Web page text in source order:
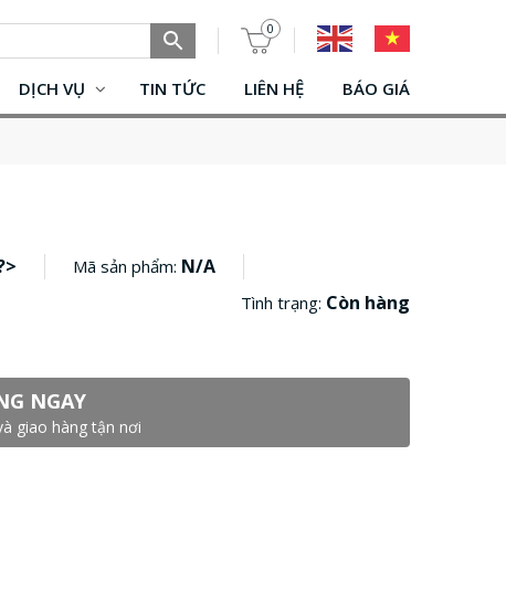
0
DỊCH VỤ TIN TỨC LIÊN HỆ BÁO GIÁ
Mã sản phẩm: N/A
Tình trạng: Còn hàng
NGAY
giao hàng tận nơi